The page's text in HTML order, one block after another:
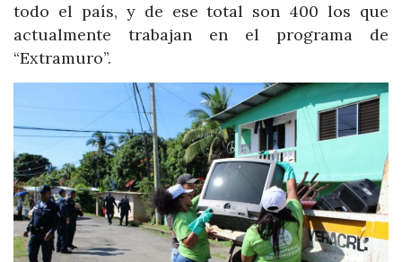
todo el país, y de ese total son 400 los que
actualmente trabajan en el programa de
“Extramuro”.